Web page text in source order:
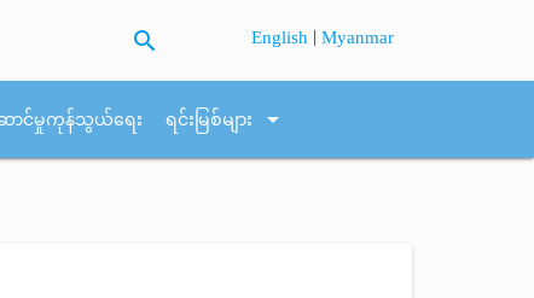
search English |Myanmar
ာင်မှုကုန်သွယ်ရေး ရင်းမြစ်များ arrow_drop_down